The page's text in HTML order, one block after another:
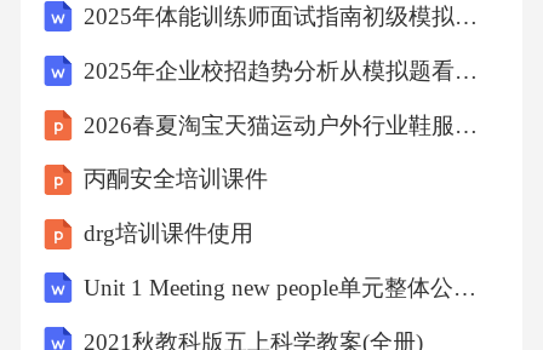
2025年体能训练师面试指南初级模拟题及答案
2025年企业校招趋势分析从模拟题看中国铁塔招聘需求与方向
2026春夏淘宝天猫运动户外行业鞋服趋势白皮书
丙酮安全培训课件
drg培训课件使用
Unit 1 Meeting new people单元整体公开课一等奖创新教学设计（共六课时）
2021秋教科版五上科学教案(全册)